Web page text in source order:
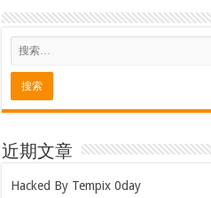
近期文章
Hacked By Tempix 0day